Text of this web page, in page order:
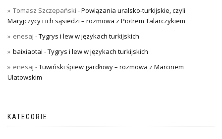
Tomasz Szczepański -Powiązania uralsko-turkijskie, czyli
Maryjczycy i ich sąsiedzi – rozmowa z Piotrem Talarczykiem
enesaj -Tygrys i lew w językach turkijskich
baixiaotai -Tygrys i lew w językach turkijskich
enesaj -Tuwiński śpiew gardłowy – rozmowa z Marcinem
Ulatowskim
KATEGORIE